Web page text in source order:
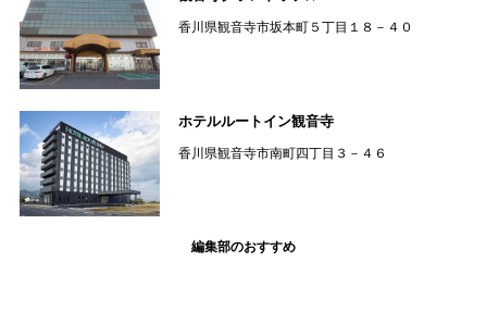
香川県観音寺市坂本町５丁目１８－４０
ホテルルートイン観音寺
香川県観音寺市南町四丁目３－４６
編集部のおすすめ